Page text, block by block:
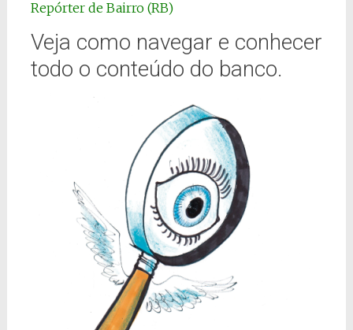
Repórter de Bairro (RB)
Veja como navegar e conhecer
todo o conteúdo do banco.